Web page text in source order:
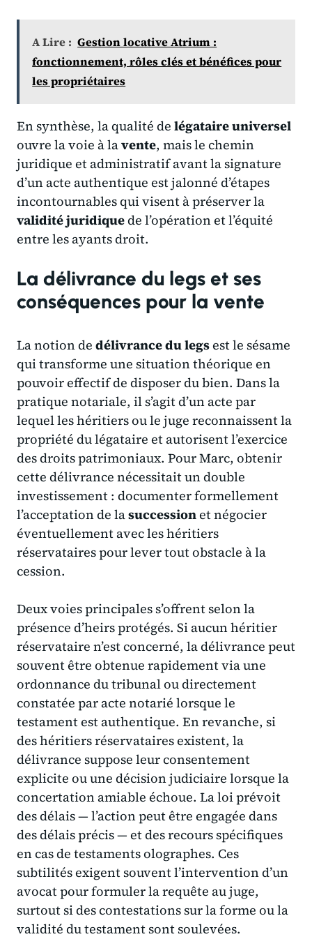
A Lire : Gestion locative Atrium :
fonctionnement, rôles clés et bénéfices pour
les propriétaires
En synthèse, la qualité de légataire universel
ouvre la voie à lavente, mais le chemin
juridique et administratif avant la signature
d’un acte authentique est jalonné d’étapes
incontournables qui visent à préserver la
validité juridiquede l’opération et l’équité
entre les ayants droit.
La délivrance du legs et ses
conséquences pour la vente
La notion de délivrance du legsest le sésame
qui transforme une situation théorique en
pouvoir effectif de disposer du bien. Dans la
pratique notariale, il s’agit d’un acte par
lequel les héritiers ou le juge reconnaissent la
propriété du légataire et autorisent l’exercice
des droits patrimoniaux. Pour Marc, obtenir
cette délivrance nécessitait un double
investissement : documenter formellement
l’acceptation de lasuccessionet négocier
éventuellement avec les héritiers
réservataires pour lever tout obstacle à la
cession.
Deux voies principales s’offrent selon la
présence d’heirs protégés. Si aucun héritier
réservataire n’est concerné, la délivrance peut
souvent être obtenue rapidement via une
ordonnance du tribunal ou directement
constatée par acte notarié lorsque le
testament est authentique. En revanche, si
des héritiers réservataires existent, la
délivrance suppose leur consentement
explicite ou une décision judiciaire lorsque la
concertation amiable échoue. La loi prévoit
des délais — l’action peut être engagée dans
des délais précis — et des recours spécifiques
en cas de testaments olographes. Ces
subtilités exigent souvent l’intervention d’un
avocat pour formuler la requête au juge,
surtout si des contestations sur la forme ou la
validité du testament sont soulevées.